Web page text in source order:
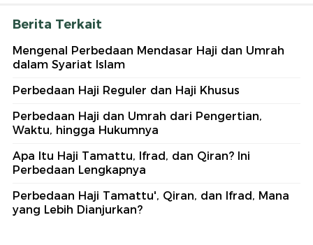
Berita Terkait
Mengenal Perbedaan Mendasar Haji dan Umrah
dalam Syariat Islam
Perbedaan Haji Reguler dan Haji Khusus
Perbedaan Haji dan Umrah dari Pengertian,
Waktu, hingga Hukumnya
Apa Itu Haji Tamattu, Ifrad, dan Qiran? Ini
Perbedaan Lengkapnya
Perbedaan Haji Tamattu', Qiran, dan Ifrad, Mana
yang Lebih Dianjurkan?